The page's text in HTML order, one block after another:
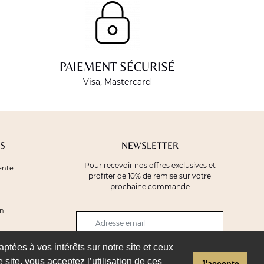
à vos intérêts sur notre site et ceux
vous acceptez l’utilisation de ces
PAIEMENT SÉCURISÉ
Visa, Mastercard
NEWSLETTER
Pour recevoir nos offres exclusives et
profiter de 10% de remise sur votre
prochaine commande
JE M'INSCRIS